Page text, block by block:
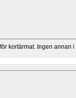
kortärmat. Ingen